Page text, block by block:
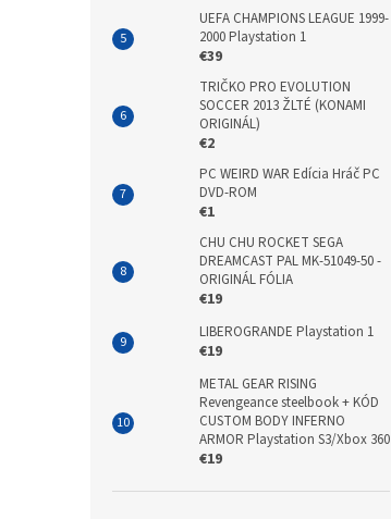
UEFA CHAMPIONS LEAGUE 1999-
2000 Playstation 1
€39
TRIČKO PRO EVOLUTION
SOCCER 2013 ŽLTÉ (KONAMI
ORIGINÁL)
€2
PC WEIRD WAR Edícia Hráč PC
DVD-ROM
€1
CHU CHU ROCKET SEGA
DREAMCAST PAL MK-51049-50 -
ORIGINÁL FÓLIA
€19
LIBEROGRANDE Playstation 1
€19
METAL GEAR RISING
Revengeance steelbook + KÓD
CUSTOM BODY INFERNO
ARMOR Playstation S3/Xbox 360
€19